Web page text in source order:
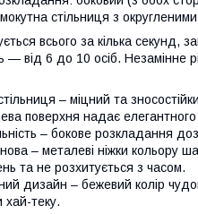
стільниця з
всього за кілька секунд,
— від 6 до 10 осіб. Незамінне
– міцний та
поверхня надає
– бокове розкладання
– металеві ніжки кольору
та не розхитується з часом.
дизайн – бежевий колір
хай-теку.